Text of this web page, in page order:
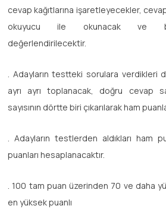
cevap kağıtlarına işaretleyecekler,
okuyucu ile okunacak ve
değerlendirilecektir.
. Adayların testteki sorulara verdikleri
ayrı ayrı toplanacak, doğru cevap
sayısının dörtte biri çıkarılarak ham
. Adayların testlerden aldıkları ham
puanları hesaplanacaktır.
. 100 tam puan üzerinden 70 ve daha
en yüksek puanlı